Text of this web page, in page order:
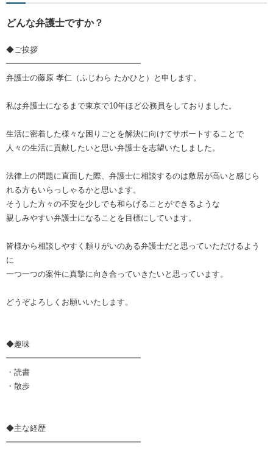
どんな弁護士ですか？
◆ご挨拶
━━━━━━━━━━━━━━━━━
弁護士の藤原 孝仁（ふじわら たかひと）と申します。
私は弁護士になるまで東京で10年ほど公務員をしておりました。
生活に密着した様々な困りごとを解決に向けてサポートすることで
人々の生活に貢献したいと思い弁護士を志望いたしました。
法律上の問題に直面した際、弁護士に相談するのは敷居が高いと感じら
れる方もいらっしゃるかと思います。
そうした方々の不安を少しでも和らげることができるような
親しみやすい弁護士になることを目標にしています。
皆様から相談しやすく頼りがいのある弁護士だと思っていただけるよう
に
一つ一つの案件に真摯に向き合っていきたいと思っています。
どうぞよろしくお願いいたします。
◆趣味
━━━━━━━━━━━━━━━━━
・読書
・散歩
◆主な経歴
━━━━━━━━━━━━━━━━━